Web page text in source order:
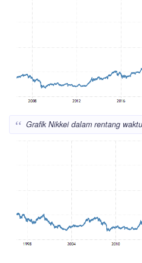
Grafik Nikkei dalam rentang